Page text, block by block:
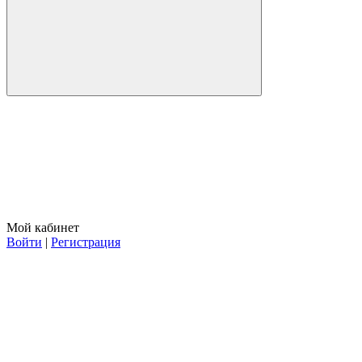
Мой кабинет
Войти | Регистрация